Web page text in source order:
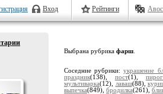
Вход Рейтинги
Выбрана рубрика фарш
Соседние рубрики:украшение
праздник(138), пост(1),
мультиварка(12), лаваш(88),
выпечка(849), бродилка(261),